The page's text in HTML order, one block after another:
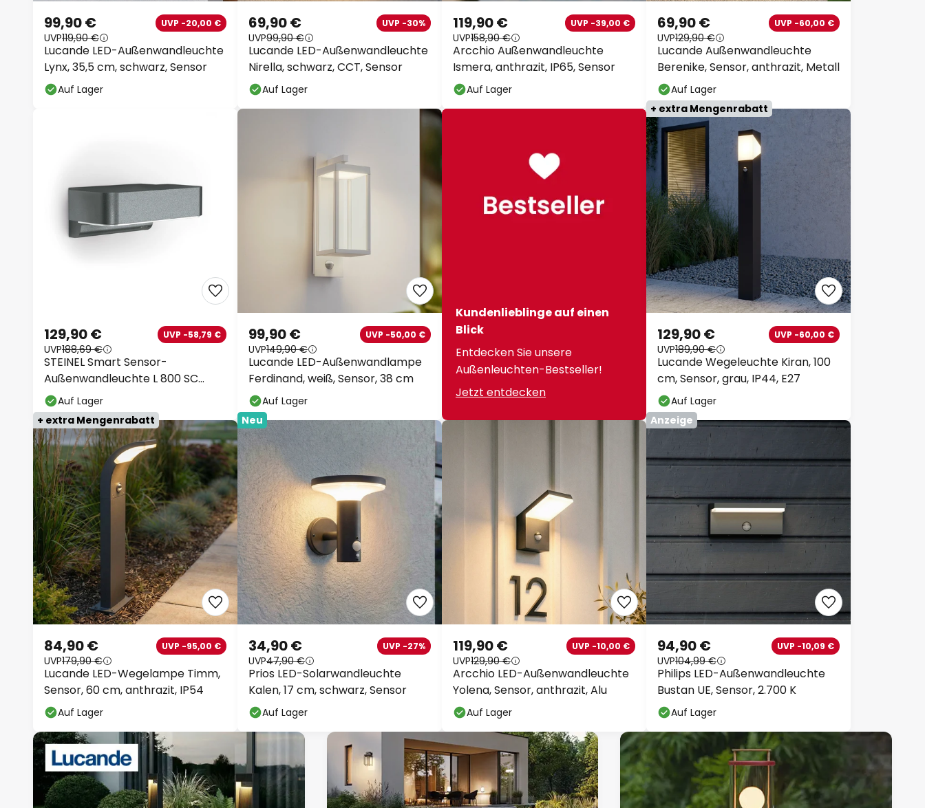
Lucande LED-Außenwandleuchte
Lynx, 35,5 cm, schwarz, Sensor
99,90 € UVP -20,00 €
UVP119,90 €
Auf Lager
Lucande LED-Außenwandleuchte
Nirella, schwarz, CCT, Sensor
69,90 € UVP -30%
UVP99,90 €
Auf Lager
Arcchio Außenwandleuchte
Ismera, anthrazit, IP65, Sensor
119,90 € UVP -39,00 €
UVP158,90 €
Auf Lager
Lucande Außenwandleuchte
Berenike, Sensor, anthrazit, Metall
69,90 € UVP -60,00 €
UVP129,90 €
Auf Lager
STEINEL Smart Sensor-
Außenwandleuchte L 800 SC
anthrazit
129,90 € UVP -58,79 €
UVP188,69 €
Auf Lager
Lucande LED-Außenwandlampe
Ferdinand, weiß, Sensor, 38 cm
99,90 € UVP -50,00 €
UVP149,90 €
Auf Lager
Kundenlieblinge auf einen
Blick
Entdecken Sie unsere
Außenleuchten-Bestseller!
Jetzt entdecken
+ extra Mengenrabatt
Lucande Wegeleuchte Kiran, 100
cm, Sensor, grau, IP44, E27
129,90 € UVP -60,00 €
UVP189,90 €
Auf Lager
+ extra Mengenrabatt
Lucande LED-Wegelampe Timm,
Sensor, 60 cm, anthrazit, IP54
84,90 € UVP -95,00 €
UVP179,90 €
Auf Lager
Neu
Prios LED-Solarwandleuchte
Kalen, 17 cm, schwarz, Sensor
34,90 € UVP -27%
UVP47,90 €
Auf Lager
Arcchio LED-Außenwandleuchte
Yolena, Sensor, anthrazit, Alu
119,90 € UVP -10,00 €
UVP129,90 €
Auf Lager
Anzeige
Philips LED-Außenwandleuchte
Bustan UE, Sensor, 2.700 K
94,90 € UVP -10,09 €
UVP104,99 €
Auf Lager